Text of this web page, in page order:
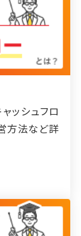
ッシュフロ
方法など詳